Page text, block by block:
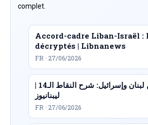
complet.
Accord-cadre Liban-Israël :
décryptés | Libnanews
FR · 27/06/2026
الاتفاق الإطار بين لبنان وإسرائيل: شرح النقاط الـ14 |
ليبنانيوز
FR · 27/06/2026